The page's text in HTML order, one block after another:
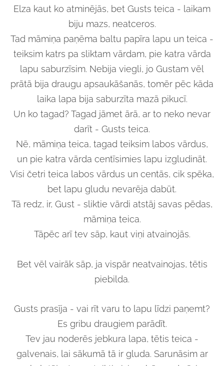
Elza kaut ko atminējās, bet Gusts teica - laikam
biju mazs, neatceros.
Tad māmiņa paņēma baltu papīra lapu un teica -
teiksim katrs pa sliktam vārdam, pie katra vārda
lapu saburzīsim. Nebija viegli, jo Gustam vēl
prātā bija draugu apsaukāšanās, tomēr pēc kāda
laika lapa bija saburzīta mazā pikucī.
Un ko tagad? Tagad jāmet ārā, ar to neko nevar
darīt - Gusts teica.
Nē, māmiņa teica, tagad teiksim labos vārdus,
un pie katra vārda centīsimies lapu izgludināt.
Visi četri teica labos vārdus un centās, cik spēka,
bet lapu gludu nevarēja dabūt.
Tā redz, ir, Gust - sliktie vārdi atstāj savas pēdas,
māmiņa teica.
Tāpēc arī tev sāp, kaut viņi atvainojās.
Bet vēl vairāk sāp, ja vispār neatvainojas, tētis
piebilda.
Gusts prasīja - vai rīt varu to lapu līdzi paņemt?
Es gribu draugiem parādīt.
Tev jau noderēs jebkura lapa, tētis teica -
galvenais, lai sākumā tā ir gluda. Sarunāsim ar